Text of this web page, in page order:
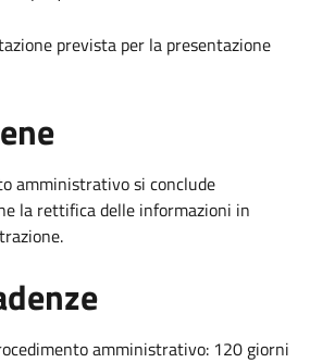
prevista per la presentazione
amministrativo si conclude
la rettifica delle informazioni in
amministrativo: 120 giorni